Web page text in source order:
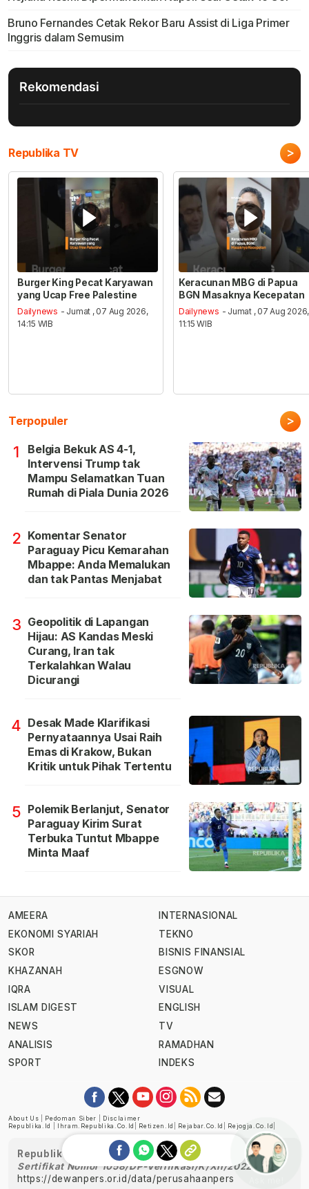
Bruno Fernandes Cetak Rekor Baru Assist di Liga Primer
Inggris dalam Semusim
Rekomendasi
Republika TV >
Burger King Pecat Karyawan
yang Ucap Free Palestine
Dailynews - Jumat , 07 Aug 2026,
14:15 WIB
Keracunan MBG di Papua
BGN Masaknya Kecepatan
Dailynews - Jumat , 07 Aug 2026,
11:15 WIB
Terpopuler >
1
Belgia Bekuk AS 4-1,
Intervensi Trump tak
Mampu Selamatkan Tuan
Rumah di Piala Dunia 2026
2 Komentar Senator
Paraguay Picu Kemarahan
Mbappe: Anda Memalukan
dan tak Pantas Menjabat
3 Geopolitik di Lapangan
Hijau: AS Kandas Meski
Curang, Iran tak
Terkalahkan Walau
Dicurangi
4 Desak Made Klarifikasi
Pernyataannya Usai Raih
Emas di Krakow, Bukan
Kritik untuk Pihak Tertentu
5 Polemik Berlanjut, Senator
Paraguay Kirim Surat
Terbuka Tuntut Mbappe
Minta Maaf
AMEERA
EKONOMI SYARIAH
SKOR
KHAZANAH
IQRA
ISLAM DIGEST
NEWS
ANALISIS
SPORT
INTERNASIONAL
TEKNO
BISNIS FINANSIAL
ESGNOW
VISUAL
ENGLISH
TV
RAMADHAN
INDEKS
About Us Pedoman Siber
Disclaimer
Republika.id
Ihram.republika.co.id Retizen.id Rejabar.co.id Rejogja.co.id
Republika telah diverifikasi oleh Dewan Pers
Sertifikat Nomor 1058/DP-Verifikasi/K/XII/2022
https://dewanpers.or.id/data/perusahaanpers